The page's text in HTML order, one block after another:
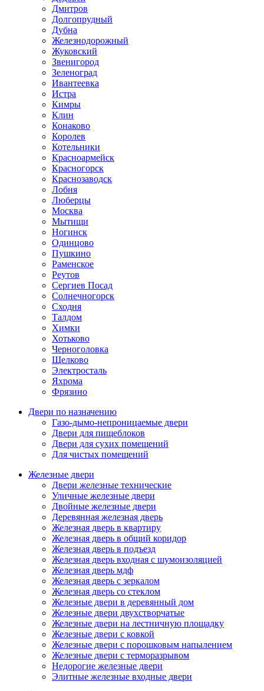
Дмитров
Долгопрудный
Дубна
Железнодорожный
Жуковский
Звенигород
Зеленоград
Ивантеевка
Истра
Кимры
Клин
Конаково
Королев
Котельники
Красноармейск
Красногорск
Краснозаводск
Лобня
Люберцы
Москва
Мытищи
Ногинск
Одинцово
Пушкино
Раменское
Реутов
Сергиев Посад
Солнечногорск
Сходня
Талдом
Химки
Хотьково
Черноголовка
Щелково
Электросталь
Яхрома
Фрязино
Двери по назначению
Газо-дымо-непроницаемые двери
Двери для пищеблоков
Двери для сухих помещений
Для чистых помещений
Железные двери
Двери железные технические
Уличные железные двери
Двойные железные двери
Деревянная железная дверь
Железная дверь в квартиру
Железная дверь в общий коридор
Железная дверь в подъезд
Железная дверь входная с шумоизоляцией
Железная дверь мдф
Железная дверь с зеркалом
Железная дверь со стеклом
Железные двери в деревянный дом
Железные двери двухстворчатые
Железные двери на лестничную площадку
Железные двери с ковкой
Железные двери с порошковым напылением
Железные двери с терморазрывом
Недорогие железные двери
Элитные железные входные двери